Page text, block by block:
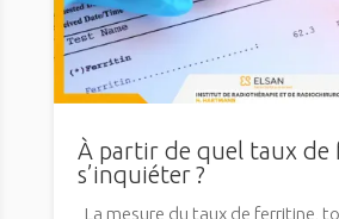
À partir de quel taux
s’inquiéter ?
La mesure du taux de ferritine,